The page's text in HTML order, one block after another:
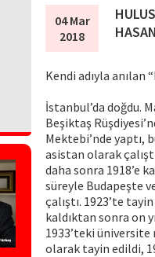
04 Mar
2018
Kendi adıyla anılan
İstanbul’da doğdu.
Beşiktaş
Mektebi’nde yaptı,
asistan olarak
daha sonra 1918’e
süreyle Budapeşte
çalıştı. 1923’te
kaldıktan sonra on
1933’teki üniversite
olarak tayin edildi,